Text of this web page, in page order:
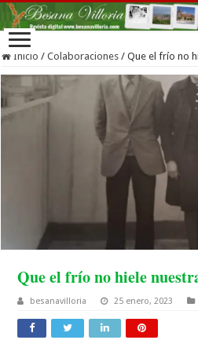
Inicio / Colaboraciones / Que el frío no
Que el frío no hiele
besanavilloria 25 enero, 2023